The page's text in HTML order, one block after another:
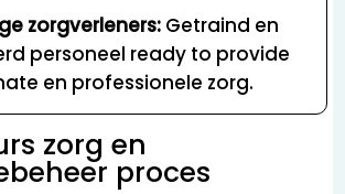
zorgverleners: Getraind en
personeel ready to provide
en professionele zorg.
zorg en
proces